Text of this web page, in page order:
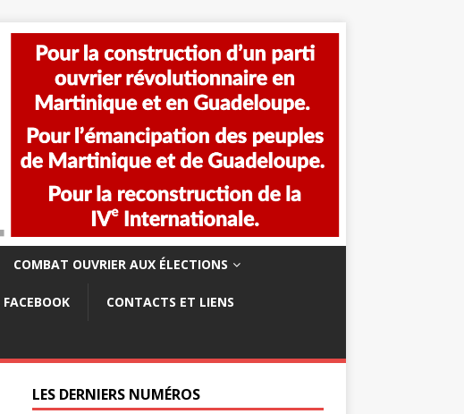
COMBAT OUVRIER AUX ÉLECTIONS
FACEBOOK CONTACTS ET LIENS
LES DERNIERS NUMÉROS